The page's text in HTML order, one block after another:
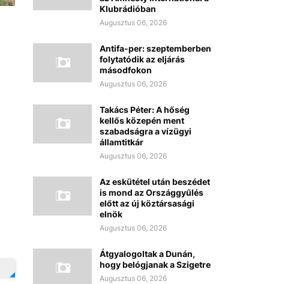
Klubrádióban
Augusztus 06, 2026
Antifa-per: szeptemberben
folytatódik az eljárás
másodfokon
Augusztus 06, 2026
Takács Péter: A hőség
kellős közepén ment
szabadságra a vízügyi
államtitkár
Augusztus 06, 2026
Az eskütétel után beszédet
is mond az Országgyűlés
előtt az új köztársasági
elnök
Augusztus 06, 2026
Átgyalogoltak a Dunán,
hogy belógjanak a Szigetre
Augusztus 06, 2026